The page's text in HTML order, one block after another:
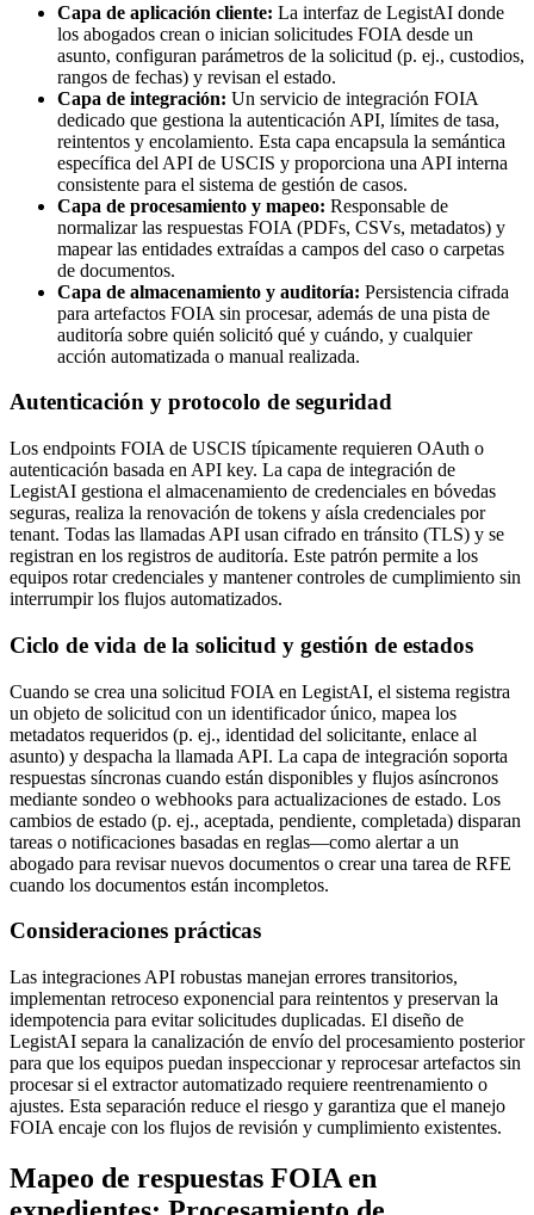
Capa de aplicación cliente: La interfaz de LegistAI donde
los abogados crean o inician solicitudes FOIA desde un
asunto, configuran parámetros de la solicitud (p. ej., custodios,
rangos de fechas) y revisan el estado.
Capa de integración: Un servicio de integración FOIA
dedicado que gestiona la autenticación API, límites de tasa,
reintentos y encolamiento. Esta capa encapsula la semántica
específica del API de USCIS y proporciona una API interna
consistente para el sistema de gestión de casos.
Capa de procesamiento y mapeo: Responsable de
normalizar las respuestas FOIA (PDFs, CSVs, metadatos) y
mapear las entidades extraídas a campos del caso o carpetas
de documentos.
Capa de almacenamiento y auditoría: Persistencia cifrada
para artefactos FOIA sin procesar, además de una pista de
auditoría sobre quién solicitó qué y cuándo, y cualquier
acción automatizada o manual realizada.
Autenticación y protocolo de seguridad
Los endpoints FOIA de USCIS típicamente requieren OAuth o
autenticación basada en API key. La capa de integración de
LegistAI gestiona el almacenamiento de credenciales en bóvedas
seguras, realiza la renovación de tokens y aísla credenciales por
tenant. Todas las llamadas API usan cifrado en tránsito (TLS) y se
registran en los registros de auditoría. Este patrón permite a los
equipos rotar credenciales y mantener controles de cumplimiento sin
interrumpir los flujos automatizados.
Ciclo de vida de la solicitud y gestión de estados
Cuando se crea una solicitud FOIA en LegistAI, el sistema registra
un objeto de solicitud con un identificador único, mapea los
metadatos requeridos (p. ej., identidad del solicitante, enlace al
asunto) y despacha la llamada API. La capa de integración soporta
respuestas síncronas cuando están disponibles y flujos asíncronos
mediante sondeo o webhooks para actualizaciones de estado. Los
cambios de estado (p. ej., aceptada, pendiente, completada) disparan
tareas o notificaciones basadas en reglas—como alertar a un
abogado para revisar nuevos documentos o crear una tarea de RFE
cuando los documentos están incompletos.
Consideraciones prácticas
Las integraciones API robustas manejan errores transitorios,
implementan retroceso exponencial para reintentos y preservan la
idempotencia para evitar solicitudes duplicadas. El diseño de
LegistAI separa la canalización de envío del procesamiento posterior
para que los equipos puedan inspeccionar y reprocesar artefactos sin
procesar si el extractor automatizado requiere reentrenamiento o
ajustes. Esta separación reduce el riesgo y garantiza que el manejo
FOIA encaje con los flujos de revisión y cumplimiento existentes.
Mapeo de respuestas FOIA en